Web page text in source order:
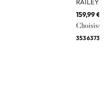
RAILEY
159,99 €
35363737½